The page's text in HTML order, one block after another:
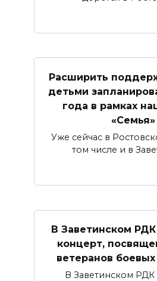
Расширить
детьми
года в рамках
«Семья»
Уже сейчас в
том числе и в
В Заветинском
концерт,
ветеранов
В Заветинском РДК